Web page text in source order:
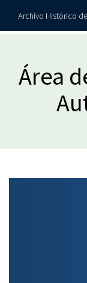
Archivo Histórico
Área